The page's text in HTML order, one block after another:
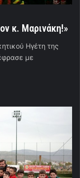
κ. Μαρινάκη!»
Ηγέτη της
με